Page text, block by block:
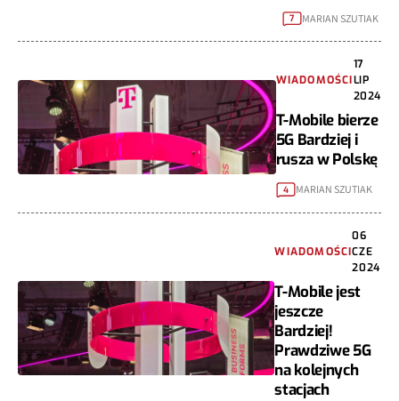
7 MARIAN SZUTIAK
WIADOMOŚCI
17
LIP
2024
T-Mobile bierze
5G Bardziej i
rusza w Polskę
4 MARIAN SZUTIAK
WIADOMOŚCI
06
CZE
2024
T-Mobile jest
jeszcze
Bardziej!
Prawdziwe 5G
na kolejnych
stacjach